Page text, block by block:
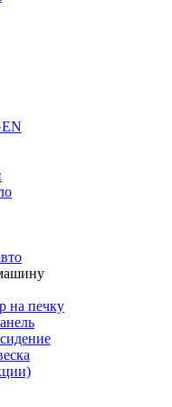
на печку